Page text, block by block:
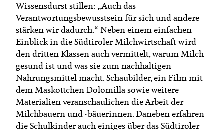
Wissensdurst stillen: „Auch das
Verantwortungsbewusstsein für sich und andere
stärken wir dadurch.“ Neben einem einfachen
Einblick in die Südtiroler Milchwirtschaft wird
den dritten Klassen auch vermittelt, warum Milch
gesund ist und was sie zum nachhaltigen
Nahrungsmittel macht. Schaubilder, ein Film mit
dem Maskottchen Dolomilla sowie weitere
Materialien veranschaulichen die Arbeit der
Milchbauern und -bäuerinnen. Daneben erfahren
die Schulkinder auch einiges über das Südtiroler